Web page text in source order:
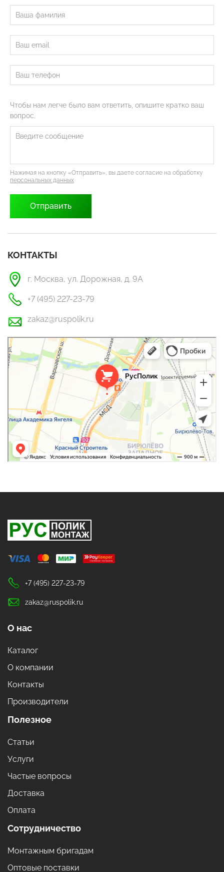
Чтобы нам легче было вам ответить, опишите кратко ваш
вопрос.
Нажимая на кнопку «Отправить», вы даете согласие на обработку
персональных данных
КОНТАКТЫ
г. Москва, ул. Дорожная, д. 9А
+7 (495) 227-23-79
zakaz@ruspolik.ru
РусПолик
Оргстекло, поликарбонат в Москве
Строительные и отделочные работы в Москве
+7 (495) 227-23-79
zakaz@ruspolik.ru
О нас
Каталог
О компании
Контакты
Производители
Полезное
Статьи
Услуги
Частые вопросы
Доставка
Оплата
Сотрудничество
Монтажным бригадам
Оптовые поставки